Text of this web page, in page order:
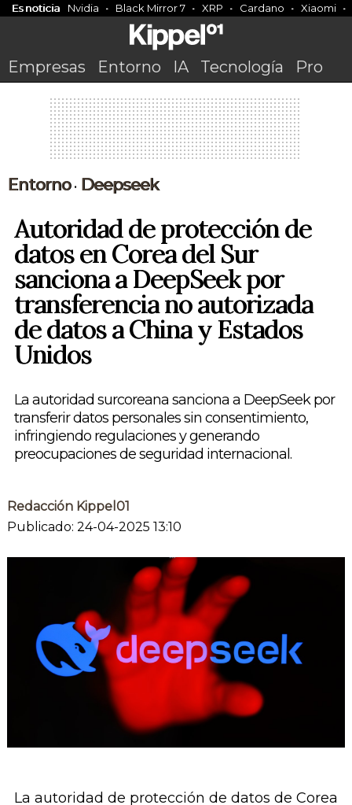
Es noticia Nvidia Black Mirror 7 XRP Cardano Xiaomi
Empresas Entorno IA Tecnología Pro
Entorno• Deepseek
Autoridad de protección de
datos en Corea del Sur
sanciona a DeepSeek por
transferencia no autorizada
de datos a China y Estados
Unidos
La autoridad surcoreana sanciona a DeepSeek por
transferir datos personales sin consentimiento,
infringiendo regulaciones y generando
preocupaciones de seguridad internacional.
Redacción Kippel01
Publicado: 24-04-2025 13:10
La autoridad de protección de datos de Corea